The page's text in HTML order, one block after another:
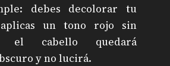
debes decolorar tu
un tono rojo sin
el cabello quedará
y no lucirá.